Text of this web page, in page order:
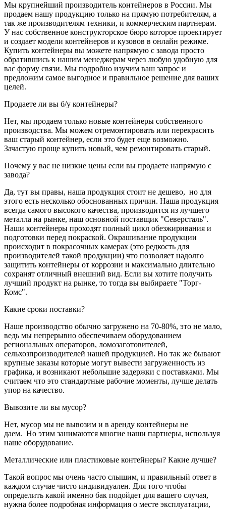
Мы крупнейший производитель контейнеров в России. Мы
продаем нашу продукцию только на прямую потребителям, а
так же производителям техники, и коммерческим партнерам.
У нас собственное конструкторское бюро которое проектирует
и создает модели контейнеров и кузовов в онлайн режиме.
Купить контейнеры вы можете напрямую с завода просто
обратившись к нашим менеджерам через любую удобную для
вас форму связи. Мы подробно изучим ваш запрос и
предложим самое выгодное и правильное решение для ваших
целей.
Продаете ли вы б/у контейнеры?
Нет, мы продаем только новые контейнеры собственного
производства. Мы можем отремонтировать или перекрасить
ваш старый контейнер, если это будет еще возможно.
Зачастую проще купить новый, чем ремонтировать старый.
Почему у вас не низкие цены если вы продаете напрямую с
завода?
Да, тут вы правы, наша продукция стоит не дешево, но для
этого есть несколько обоснованных причин. Наша продукция
всегда самого высокого качества, производится из лучшего
металла на рынке, наш основной поставщик "Северсталь".
Наши контейнеры проходят полный цикл обезжиривания и
подготовки перед покраской. Окрашивание продукции
происходит в покрасочных камерах (это редкость для
производителей такой продукции) что позволяет надолго
защитить контейнеры от коррозии и максимально длительно
сохранят отличный внешний вид. Если вы хотите получить
лучший продукт на рынке, то тогда вы выбираете "Торг-
Комс".
Какие сроки поставки?
Наше производство обычно загружено на 70-80%, это не мало,
ведь мы непрерывно обеспечиваем оборудованием
региональных операторов, ломозаготовителей,
сельхозпроизводителей нашей продукцией. Но так же бывают
крупные заказы которые могут вывести загруженность из
графика, и возникают небольшие задержки с поставками. Мы
считаем что это стандартные рабочие моменты, лучше делать
упор на качество.
Вывозите ли вы мусор?
Нет, мусор мы не вывозим и в аренду контейнеры не
даем. Но этим занимаются многие наши партнеры, используя
наше оборудование.
Металлические или пластиковые контейнеры? Какие лучше?
Такой вопрос мы очень часто слышим, и правильный ответ в
каждом случае чисто индивидуален. Для того чтобы
определить какой именно бак подойдет для вашего случая,
нужна более подробная информация о месте эксплуатации,